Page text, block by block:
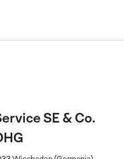
SE & Co.